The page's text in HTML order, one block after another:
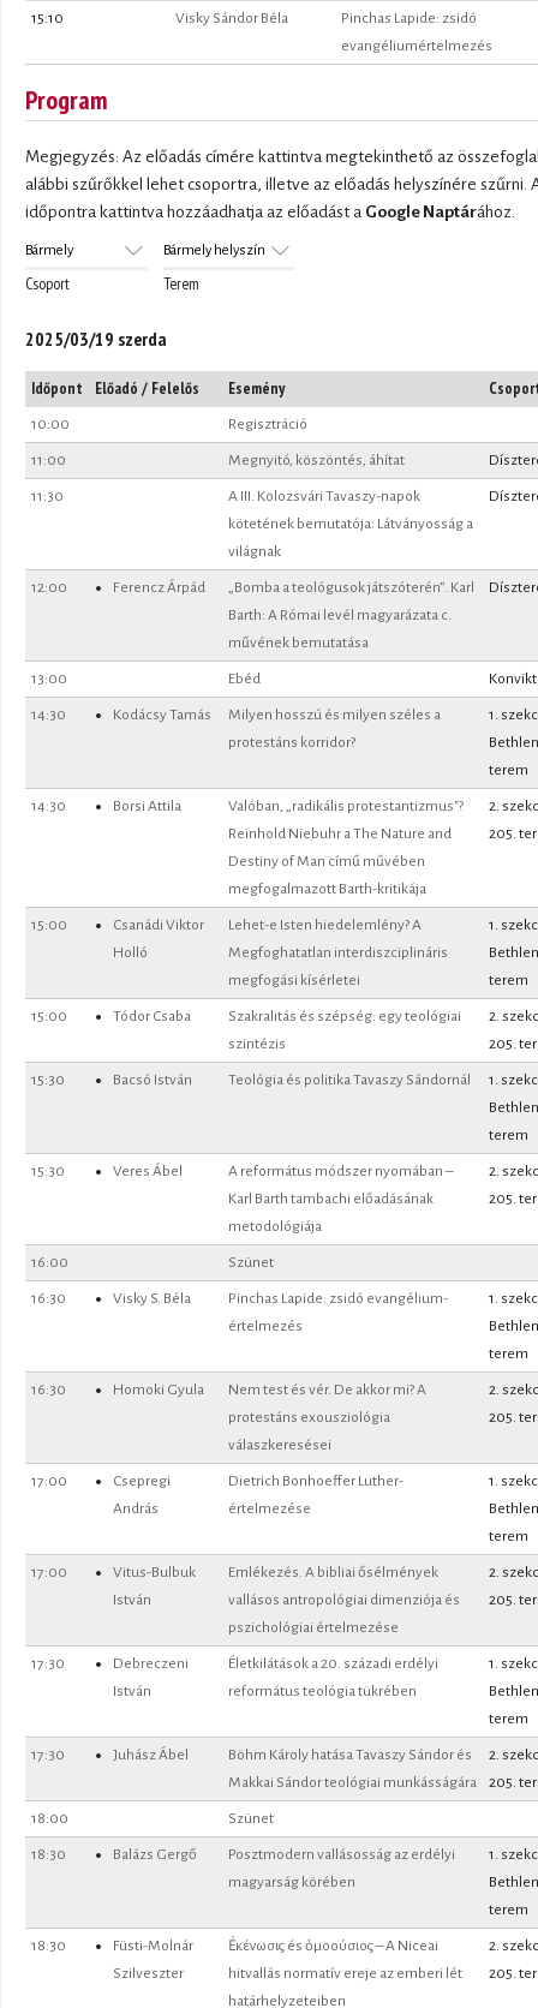
15:10 Visky Sándor Béla
Pinchas Lapide: zsidó
evangéliumértelmezés
Program
Megjegyzés: Az előadás címére kattintva megtekinthető az
alábbi szűrőkkel lehet csoportra, illetve az előadás helyszínére szűrni.
időpontra kattintva hozzáadhatja az előadást a Google Naptárához.
Csoport Terem
2025/03/19 szerda
Időpont Előadó / Felelős Esemény
10:00 Regisztráció
11:00 Megnyitó, köszöntés, áhítat
11:30
A III. Kolozsvári Tavaszy-napok
kötetének bemutatója: Látványosság a
világnak
12:00 Ferencz Árpád
„Bomba a teológusok játszóterén”. Karl
Barth: A Római levél magyarázata c.
művének bemutatása
13:00 Ebéd
14:30 Kodácsy Tamás
Milyen hosszú és milyen széles a
protestáns korridor?
1.
Bethlen
terem
14:30 Borsi Attila
Valóban, „radikális protestantizmus"?
Reinhold Niebuhr a The Nature and
Destiny of Man című művében
megfogalmazott Barth-kritikája
2.
205.
15:00
Csanádi Viktor
Holló
Lehet-e Isten hiedelemlény? A
Megfoghatatlan interdiszciplináris
megfogási kísérletei
1.
Bethlen
terem
15:00 Tódor Csaba
Szakralitás és szépség: egy teológiai
szintézis
2.
205.
15:30 Bacsó István Teológia és politika Tavaszy Sándornál
1.
Bethlen
terem
15:30 Veres Ábel
A református módszer nyomában –
Karl Barth tambachi előadásának
metodológiája
2.
205.
16:00 Szünet
16:30 Visky S. Béla
Pinchas Lapide: zsidó evangélium-
értelmezés
1.
Bethlen
terem
16:30 Homoki Gyula
Nem test és vér. De akkor mi? A
protestáns exousziológia
válaszkeresései
2.
205.
17:00
Csepregi
András
Dietrich Bonhoeffer Luther-
értelmezése
1.
Bethlen
terem
17:00
Vitus-Bulbuk
István
Emlékezés. A bibliai ősélmények
vallásos antropológiai dimenziója és
pszichológiai értelmezése
2.
205.
17:30
Debreczeni
István
Életkilátások a 20. századi erdélyi
református teológia tükrében
1.
Bethlen
terem
17:30 Juhász Ábel
Böhm Károly hatása Tavaszy Sándor és
Makkai Sándor teológiai munkásságára
2.
205.
18:00 Szünet
18:30 Balázs Gergő
Posztmodern vallásosság az erdélyi
magyarság körében
1.
Bethlen
terem
18:30
Füsti-Molnár
Szilveszter
Ẻκένωσις és ỏμοούσιος – A Niceai
hitvallás normatív ereje az emberi lét
határhelyzeteiben
2.
205.